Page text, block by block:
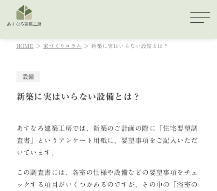
HOME 家づくりコラム 新築に実はいらない設備とは？
設備
新築に実はいらない設備とは？
あすなろ建築工房では、新築のご計画の際に「住宅要望調
査書」というアンケート用紙に、要望事項をご記入いただ
いています。
この調査書には、各室の仕様や設備などの要望事項をチェ
ックする項目がいくつかあるのですが、その中の「浴室の